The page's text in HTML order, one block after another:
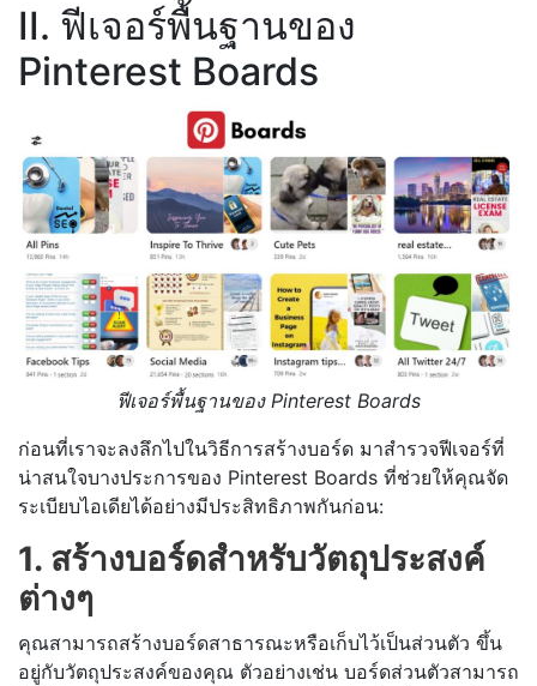
II. ฟีเจอร์พื้นฐานของ
Pinterest Boards
ฟีเจอร์พื้นฐานของ Pinterest Boards
ก่อนที่เราจะลงลึกไปในวิธีการสร้างบอร์ด มาสำรวจฟีเจอร์ที่
น่าสนใจบางประการของ Pinterest Boards ที่ช่วยให้คุณจัด
ระเบียบไอเดียได้อย่างมีประสิทธิภาพกันก่อน:
1. สร้างบอร์ดสำหรับวัตถุประสงค์
ต่างๆ
คุณสามารถสร้างบอร์ดสาธารณะหรือเก็บไว้เป็นส่วนตัว ขึ้น
อยู่กับวัตถุประสงค์ของคุณ ตัวอย่างเช่น บอร์ดส่วนตัวสามารถ